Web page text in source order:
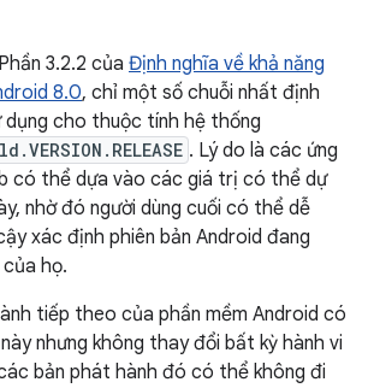
3.2.2 của Định nghĩa về khả năng
8.0, chỉ một số chuỗi nhất định
dụng cho thuộc tính hệ thống
. Lý do là các ứng
có thể dựa vào các giá trị có thể dự
nhờ đó người dùng cuối có thể dễ
xác định phiên bản Android đang
họ.
tiếp theo của phần mềm Android có
nhưng không thay đổi bất kỳ hành vi
bản phát hành đó có thể không đi